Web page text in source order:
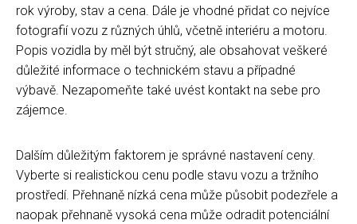
rok výroby, stav a cena. Dále je vhodné přidat co nejvíce
fotografií vozu z různých úhlů, včetně interiéru a motoru.
Popis vozidla by měl být stručný, ale obsahovat veškeré
důležité informace o technickém stavu a případné
výbavě. Nezapomeňte také uvést kontakt na sebe pro
zájemce.
Dalším důležitým faktorem je správné nastavení ceny.
Vyberte si realistickou cenu podle stavu vozu a tržního
prostředí. Přehnaně nízká cena může působit podezřele a
naopak přehnaně vysoká cena může odradit potenciální